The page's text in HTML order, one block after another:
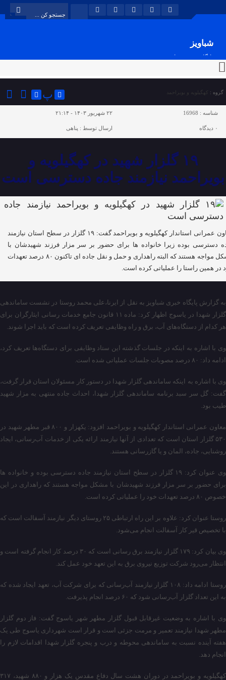
شباویز
پایگاه خبری شباویز
گروه : کهگیلویه و بویراحمد پ
شناسه : 16968 ۲۲ شهریور ۱۴۰۳ - ۲۱:۱۴
۰ دیدگاه ارسال توسط : پناهی
۱۹ گلزار شهید در کهگیلویه و
بویراحمد نیازمند جاده دسترسی است
معاون عمرانی استاندار کهگیلویه و بویراحمد گفت: ۱۹ گلزار در سطح استان نیازمند
دسترسی بوده زیرا خانواده ها برای حضور بر سر مزار فرزند شهیدشان با
مشکل مواجه هستند که البته راهداری و حمل و نقل جاده ای تاکنون ۸۰ درصد تعهدات
در همین راستا را عملیاتی کرده است.
به گزارش پایگاه خبری شباویز به نقل از ایرنا،علی محمد روستا در نشست ساماندهی
گلزار شهدا در یاسوج اظهار کرد: ماده ۱۱ قانون جامع خدمات رسانی ایثارگران برای
هر کدام از دستگاه‌های آب، برق و راه وظایفی تعریف کرده است که باید اجرا شوند.
وی با اشاره به اینکه در جلسات گذشته این ستاد وظایفی برای دستگاه‌ها تعریف کرد،
ادامه داد: ۸۰ درصد مصوبات جلسات عملیاتی شده است.
وی با اشاره به اینکه ساماندهی گلزار شهدا در دستور کار مسئولان استان قرار گرفت،
گفت: گل سر سبد برنامه ساماندهی گلزار شهدا، احداث جاده منتهی به مزار شهید
طیب بود.
معاون عمرانی استاندار کهگیلویه و بویراحمد افزود: یکهزار و ۸۰۰ قبر مطهر شهید در
۵۳۰ گلزار استان است که تعدادی از آنها نیازمند ارائه یکی از خدمات آب‌رسانی، ایجاد
روشنایی، جاده، المان و یا گازرسانی هستند.
وی عنوان کرد: ۱۹ گلزار در سطح استان نیازمند جاده دسترسی بوده و خانواده ها
برای حضور بر سر مزار فرزند شهیدشان با مشکل مواجه هستند که راهداری در این
خصوص ۸۰ درصد تعهدات خود را عملیاتی کرده است.
روستا عنوان کرد: علاوه بر این راه ارتباطی ۲۵ روستای دیگر نیازمند آسفالت است که
با تخصیص قیر کار آسفالت انجام می‌شود.
وی بیان کرد: ۱۷۹ گلزار نیازمند برق رسانی است که ۳۰ درصد کار انجام گرفته است و
انتظار می‌رود شرکت توزیع نیروی برق به این تعهد خود عمل کند.
روستا ادامه داد: ۱۰۸ گلزار نیازمند آب‌رسانی که برای شرکت آب، تعهد ایجاد شده که
به این تعداد گلزار آب‌رسانی شود که ۶۰ درصد انجام پذیرفت.
وی با اشاره به وضعیت غیرقابل قبول گلزار مطهر شهر یاسوج گفت: فاز دوم گلزار
مطهر شهدا نیازمند تعمیر و مرمت جزئی است و قرار است شهرداری یاسوج طی یک
هفته آینده نسبت به ساماندهی محوطه و درب و پنجره گلزار شهدا اقدامات لازم را
انجام دهد.
کهگیلویه و بویراحمد در دوران هشت سال دفاع مقدس یک هزار و ۸۸۰ شهید، ۳۱۷